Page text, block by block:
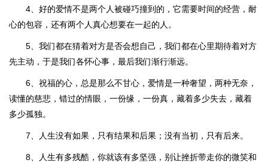
4、好的爱情不是两个人被碰巧撞到的，它需要时间的经营，耐
心的包容，还有两个人真心想要在一起的人。
5、我们都在猜着对方是否会想自己，我们都在心里期待着对方
先主动，于是我们各怀心事，最后我们渐行渐远。
6、祝福的心，总是那么不甘心，爱情是一种奢望，两种无奈，
读懂的慈悲，错过的情眼，一份缘，一份真，藏着多少失去，藏着
多少孤独。
7、人生没有如果，只有结果和后果；没有当初，只有后来。
8、人生有多残酷，你就该有多坚强，别让挫折带走你的微笑和